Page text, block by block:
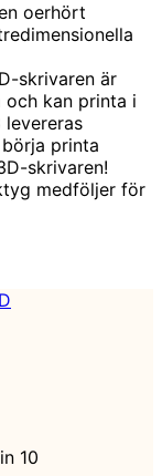
oerhört
skrivaren är
kan printa i
levereras
printa
skrivaren!
medföljer för
10